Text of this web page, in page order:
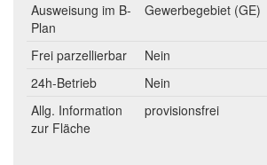
Ausweisung im B-
Plan
Gewerbegebiet (GE)
Frei parzellierbar
Nein
24h-Betrieb
Nein
Allg. Information
zur Fläche
provisionsfrei